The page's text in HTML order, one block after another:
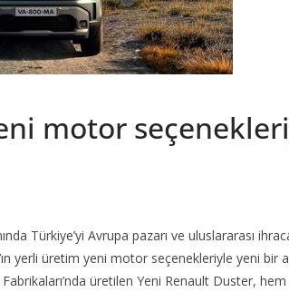
motor
Türkiye’yi Avrupa pazarı ve uluslararası
yerli üretim yeni motor seçenekleriyle yeni bir
üretilen Yeni Renault Duster,